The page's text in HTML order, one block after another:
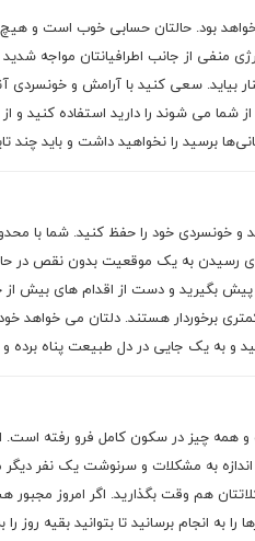
خواهد بود. حالتان حسابی خوب است و
منفی از جانب اطرافیانتان مواجه
بیاید. سعی کنید با آرامش و خونسردی
شما می شوند را دارید استفاده کنید و
برسید را نخواهید داشت و باید چند
و خونسردی خود را حفظ کنید. شما با
رسیدن به یک موقعیت بدون نقص در
بگیرید و دست از اقدام های بیش از
برخوردار هستند. دلتان می خواهد
و به یک جایی در دل طبیعت پناه
و همه چیز در سکون کامل فرو رفته است.
به مشکلات و سرنوشت یک نفر دیگر
هم وقت بگذارید. اگر امروز مجبور
را به انجام برسانید تا بتوانید بقیه